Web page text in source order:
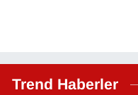
Trend Haberler